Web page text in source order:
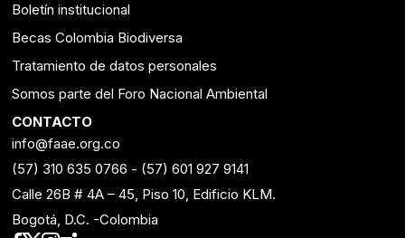
Boletín institucional
Becas Colombia Biodiversa
Tratamiento de datos personales
Somos parte del Foro Nacional Ambiental
CONTACTO
info@faae.org.co
(57) 310 635 0766 - (57) 601 927 9141
Calle 26B # 4A – 45, Piso 10, Edificio KLM.
Bogotá, D.C. -Colombia